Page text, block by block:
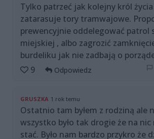
Tylko patrzeć jak kolejny król
zatarasuje tory tramwajowe.
prewencyjnie oddelegować patrol
miejskiej , albo zagrozić
burdeliku jak nie zadbają o
9
Odpowiedz
GRUSZKA 1 rok temu
Ostatnio tam byłem z rodziną ale
wszystko było tak drogie że na nic
stać. Było nam bardzo przykro że